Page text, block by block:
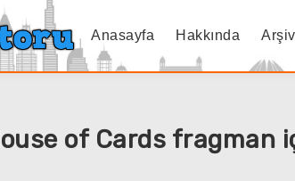
Anasayfa Hakkında Arşiv
of Cards fragman